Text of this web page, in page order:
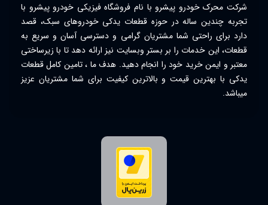
شرکت محرک خودرو پیشرو با نام فروشگاه فیزیکی خودرو پیشرو با
تجربه چندین ساله در حوزه قطعات یدکی خودروهای سبک، قصد
دارد برای راحتی شما مشتریان گرامی و دسترسی آسان و سریع به
قطعات، این خدمات را بر بستر وبسایت نیز ارائه دهد تا با زیرساختی
معتبر و ایمن خرید خود را انجام دهید. هدف ما ، تامین کامل قطعات
یدکی با بهترین قیمت و بالاترین کیفیت برای شما مشتریان عزیز
میباشد.